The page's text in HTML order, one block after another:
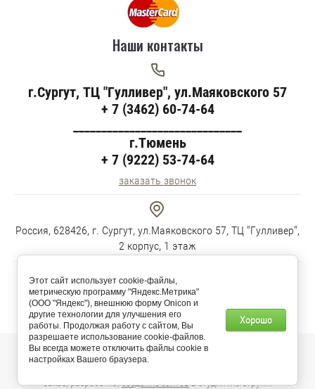
Наши контакты
г.Сургут, ТЦ "Гулливер", ул.Маяковского 57
+ 7 (3462) 60-74-64
г.Тюмень
+ 7 (9222) 53-74-64
заказать звонок
Россия, 628426, г. Сургут, ул.Маяковского 57, ТЦ "Гулливер",
2 корпус, 1 этаж
Пн-Пт 10:00-19:00 Сб-Вс 11:00-18:00
© 2025 “Soft-КЛИМАТ Group”
Заказ, разработка,создание сайтовв студии Мегагрупп.
Этот сайт использует cookie-файлы,
метрическую программу "Яндекс.Метрика"
(ООО "Яндекс"), внешнюю форму Onicon и
другие технологии для улучшения его
работы. Продолжая работу с сайтом, Вы
разрешаете использование cookie-файлов.
Вы всегда можете отключить файлы cookie в
настройках Вашего браузера.
Хорошо